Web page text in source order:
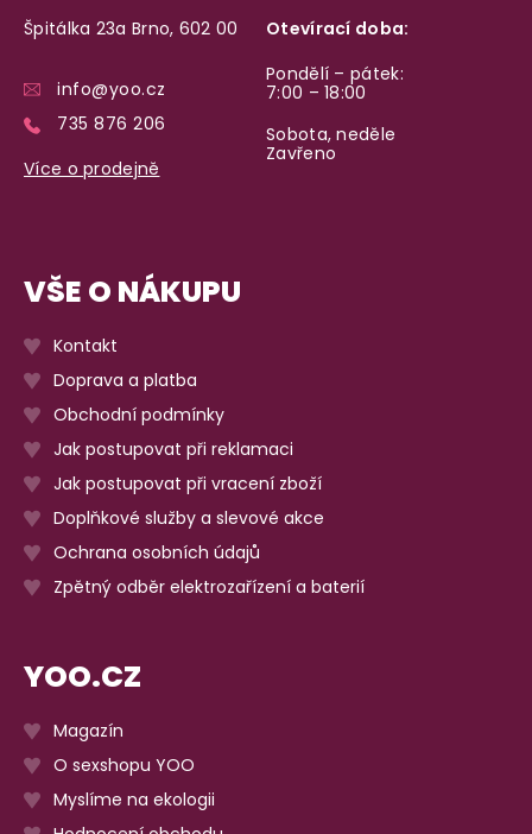
Špitálka 23a Brno, 602 00
info@yoo.cz
735 876 206
Více o prodejně
Otevírací doba:
Pondělí – pátek:
7:00 – 18:00
Sobota, neděle
Zavřeno
VŠE O NÁKUPU
Kontakt
Doprava a platba
Obchodní podmínky
Jak postupovat při reklamaci
Jak postupovat při vracení zboží
Doplňkové služby a slevové akce
Ochrana osobních údajů
Zpětný odběr elektrozařízení a baterií
YOO.CZ
Magazín
O sexshopu YOO
Myslíme na ekologii